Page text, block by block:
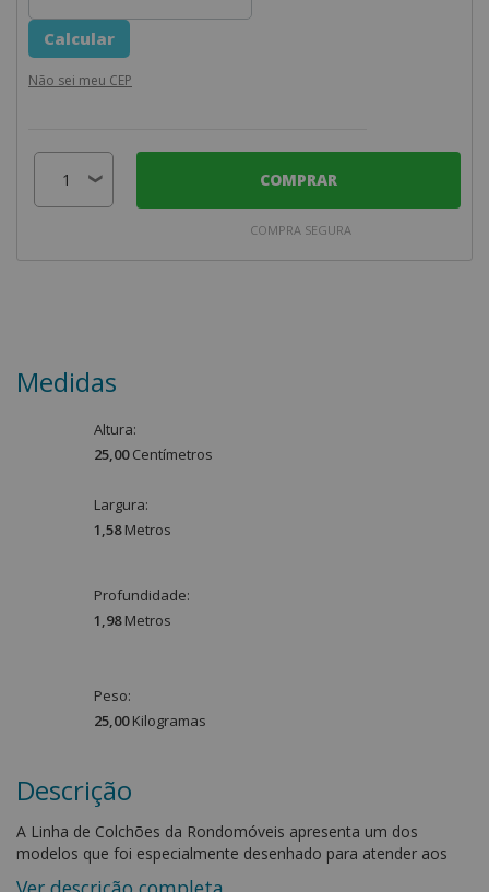
Não sei meu CEP
COMPRAR
COMPRA SEGURA
Medidas
Altura:
25,00 Centímetros
Largura:
1,58 Metros
Profundidade:
1,98 Metros
Peso:
25,00 Kilogramas
Descrição
A Linha de Colchões da Rondomóveis apresenta um dos
modelos que foi especialmente desenhado para atender aos